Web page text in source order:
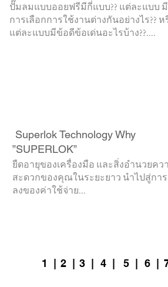
ปั๊มลมแบบออยฟรีมีกี่แบบ?? แต่ละแบบ มี
การเลือกการใช้งานต่างกันอย่างไร?? ห
แต่ละแบบมีข้อดีข้อเด่นอะไรบ้าง??....
Superlok Technology Why
”SUPERLOK”
ยืดอายุของเครื่องมือ และสิ่งอำนวยคว
สะดวกของคุณในระยะยาว นำไปสู่กา
ลงของค่าใช้จ่าย...
2 3 | 4 5 | 6
1